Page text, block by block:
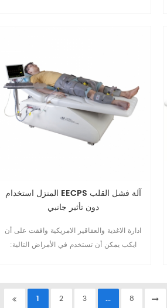
ايكب المصنعة مع أكثر من 10 عاما الخبرات في
ايكب المجال.رائدة في ايكب.العلاج الطبيعي ايكب
10
المنزل استخدام EECPS آلة فشل القلب
دون تأثير جانبي
ادارة الاغذية والعقاقير الامريكية وافقت على أن
ايكب يمكن أن تستخدم في الأمراض التالية:
agina(1995) 4.مستقرة فشل القلب الاحتقاني
(2002) 5.صدمة قلبية 6.احتشاء عضلة القلب
1
2 3 ... 8